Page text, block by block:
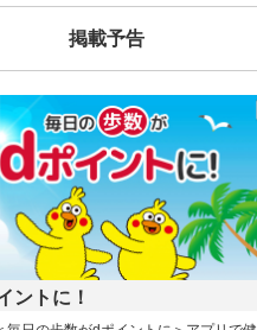
掲載予告
ントに！